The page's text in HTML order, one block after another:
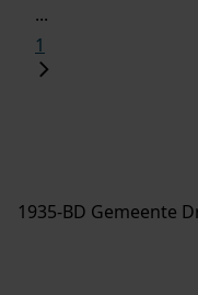
...
1
1935-BD Gemeente